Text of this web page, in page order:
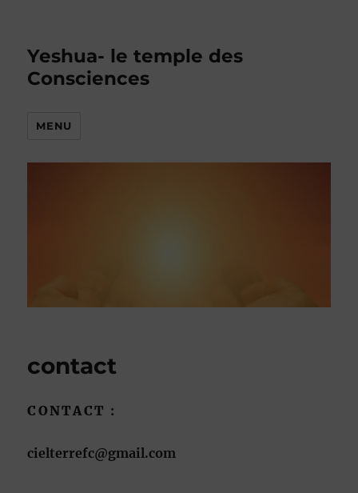
Yeshua- le temple des
Consciences
MENU
contact
CONTACT :
cielterrefc@gmail.com